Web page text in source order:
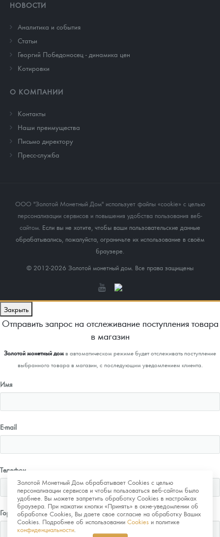
НОВОСТИ
Аналитика и события
Cтатьи
Георгий Победоносец - динамика цен
Котировки
О КОМПАНИИ
Контакты
Наши преимущества
Письмо директору
Пресс-служба
ООО "Золотой Монетный Дом" использует файлы «cookie» с целью
персонализации сервисов и повышения удобства пользования веб-
сайтом. Если вы не хотите, чтобы ваши пользовательские данные
обрабатывались, пожалуйста, ограничьте их использование в своём
браузере.
© 2012-2026 Золотой монетный дом. Все права защищены
Золотой Монетный Дом обрабатывает Cookies с целью
персонализации сервисов и чтобы пользоваться веб-сайтом было
удобнее. Вы можете запретить обработку Cookies в настройках
браузера. При нажатии кнопки «Принять» в окне-уведомлении об
обработке Cookies, Вы даете свое согласие на обработку Ваших
Cookies. Подробнее об использовании Cookies и политике
конфиденциальности
Закрыть
Отправить запрос на отслеживание поступления товара
в магазин
Золотой монетный домв автоматическом режиме будет отслеживать поступление
выбранного товара в магазин, с последующим уведомлением клиента.
Имя
E-mail
Телефон
Город